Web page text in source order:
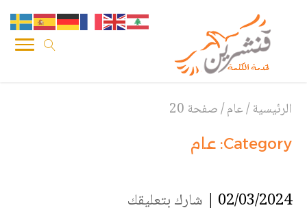
الرئيسية/عام/صفحة 20
Category: عام
02/03/2024 | شارك بتعليقك